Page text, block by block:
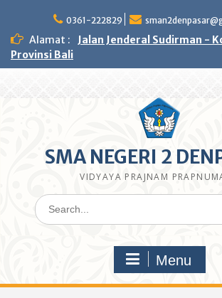
content
0361-222829
Alamat :
Jalan Jenderal Sudirman -
Provinsi Bali
SMA NEGERI 2
VIDYAYA PRAJNAM
Search
for:
Menu